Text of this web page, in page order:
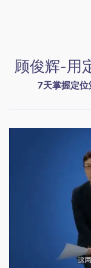
顾俊辉-用
7天掌握定